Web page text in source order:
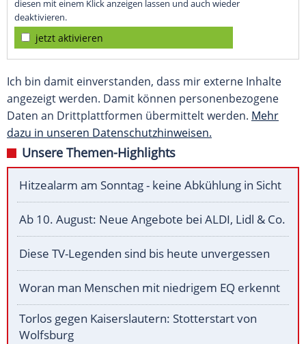
diesen mit einem Klick anzeigen lassen und auch wieder
deaktivieren.
jetzt aktivieren
Ich bin damit einverstanden, dass mir externe Inhalte
angezeigt werden. Damit können personenbezogene
Daten an Drittplattformen übermittelt werden. Mehr
dazu in unseren Datenschutzhinweisen.
Unsere Themen-Highlights
Hitzealarm am Sonntag - keine Abkühlung in Sicht
Ab 10. August: Neue Angebote bei ALDI, Lidl & Co.
Diese TV-Legenden sind bis heute unvergessen
Woran man Menschen mit niedrigem EQ erkennt
Torlos gegen Kaiserslautern: Stotterstart von
Wolfsburg